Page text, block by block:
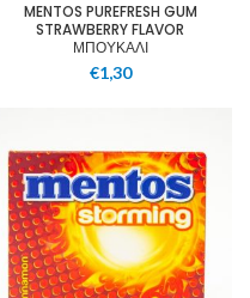
MENTOS PUREFRESH GUM
STRAWBERRY FLAVOR
ΜΠΟΥΚΑΛΙ
€1,30